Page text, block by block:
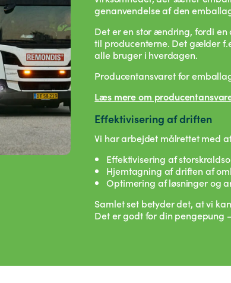
genanvendelse af den
Det er en stor ændring, fordi
til producenterne. Det gælder
alle bruger i hverdagen.
Producentansvaret for
Læs mere om
Effektivisering af driften
Vi har arbejdet målrettet med
Effektivisering af
Hjemtagning af driften af
Optimering af løsninger og
Samlet set betyder det, at vi
Det er godt for din pengepung